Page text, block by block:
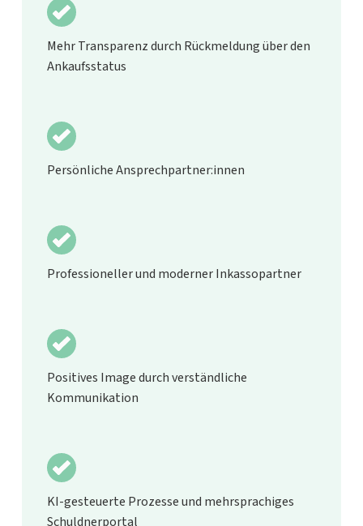
Mehr Transparenz durch Rückmeldung über den
Ankaufsstatus
Persönliche Ansprechpartner:innen
Professioneller und moderner Inkassopartner
Positives Image durch verständliche
Kommunikation
KI-gesteuerte Prozesse und mehrsprachiges
Schuldnerportal